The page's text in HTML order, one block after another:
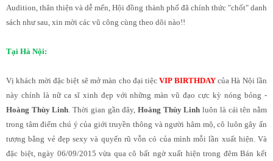
Audition, thân thiện và dễ mến, Hội đồng thành phố đã chính thức "chốt" danh
sách như sau, xin mời các vũ công cùng theo dõi nào!!
Tại Hà Nội:
Vị khách mời đặc biệt sẽ mở màn cho đại tiệcVIP BIRTHDAYcủa Hà Nội lần
này chính là nữ ca sĩ xinh đẹp với những màn vũ đạo cực kỳ nóng bỏng -
Hoàng Thùy Linh. Thời gian gần đây,Hoàng Thùy Linh luôn là cái tên nằm
trong tâm điểm chú ý của giới truyền thông và người hâm mộ, cô luôn gây ấn
tượng bằng vẻ đẹp sexy và quyến rũ vỗn có của mình mỗi lần xuất hiện. Và
đặc biệt, ngày 06/09/2015 vừa qua cô bất ngờ xuất hiện trong đêm Bán kết